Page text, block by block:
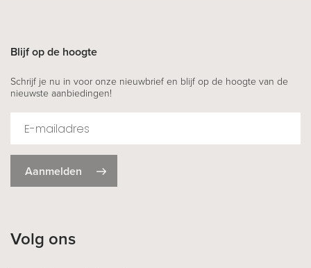
Blijf op de hoogte
Schrijf je nu in voor onze nieuwbrief en blijf op de hoogte van de
nieuwste aanbiedingen!
Aanmelden
Volg ons